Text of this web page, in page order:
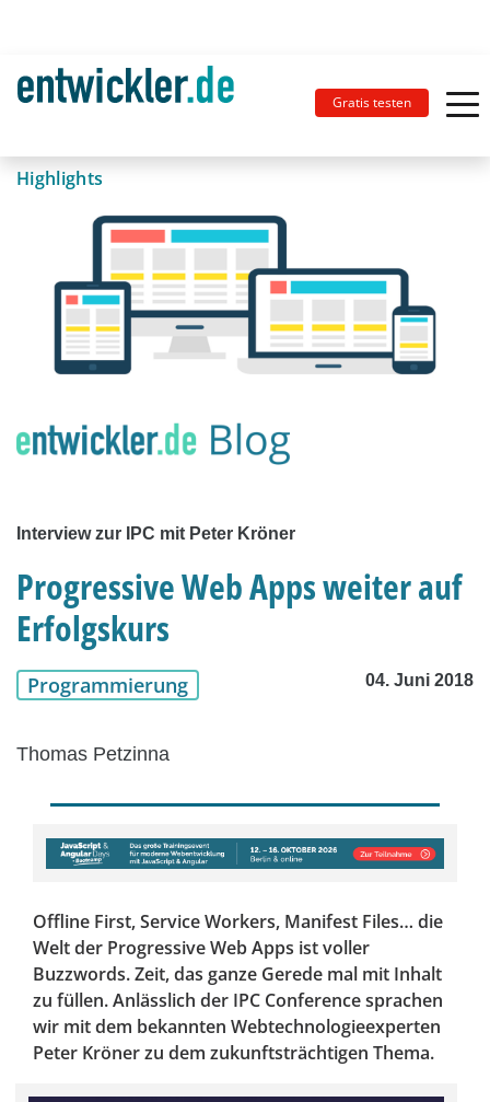
Gratis testen
Highlights
Interview zur IPC mit Peter Kröner
Progressive Web Apps weiter auf
Erfolgskurs
Programmierung 04. Juni 2018
Thomas Petzinna
Offline First, Service Workers, Manifest Files… die
Welt der Progressive Web Apps ist voller
Buzzwords. Zeit, das ganze Gerede mal mit Inhalt
zu füllen. Anlässlich der IPC Conference sprachen
wir mit dem bekannten Webtechnologieexperten
Peter Kröner zu dem zukunftsträchtigen Thema.